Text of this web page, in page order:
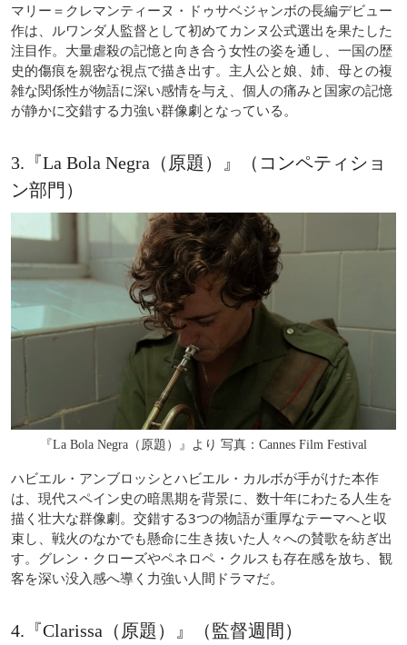
マリー＝クレマンティーヌ・ドゥサベジャンボの長編デビュー
作は、ルワンダ人監督として初めてカンヌ公式選出を果たした
注目作。大量虐殺の記憶と向き合う女性の姿を通し、一国の歴
史的傷痕を親密な視点で描き出す。主人公と娘、姉、母との複
雑な関係性が物語に深い感情を与え、個人の痛みと国家の記憶
が静かに交錯する力強い群像劇となっている。
3.『La Bola Negra（原題）』（コンペティショ
ン部門）
『La Bola Negra（原題）』より 写真：Cannes Film Festival
ハビエル・アンブロッシとハビエル・カルボが手がけた本作
は、現代スペイン史の暗黒期を背景に、数十年にわたる人生を
描く壮大な群像劇。交錯する3つの物語が重厚なテーマへと収
束し、戦火のなかでも懸命に生き抜いた人々への賛歌を紡ぎ出
す。グレン・クローズやペネロペ・クルスも存在感を放ち、観
客を深い没入感へ導く力強い人間ドラマだ。
4.『Clarissa（原題）』（監督週間）